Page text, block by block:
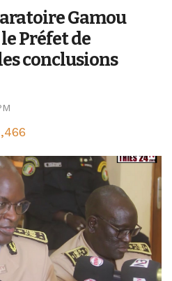
Gamou
Préfet de
conclusions